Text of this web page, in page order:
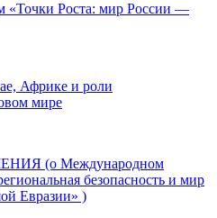
Роста: мир России —
Африке и роли
мире
(о Международном
безопасность и мир
Евразии» )